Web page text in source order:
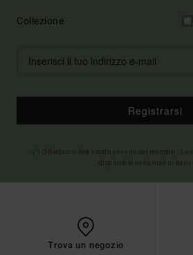
Collezione
Registrarsi
Trova un negozio